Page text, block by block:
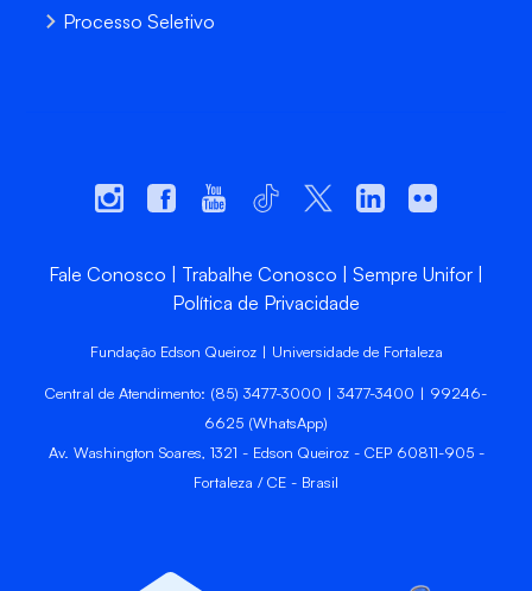
Processo Seletivo
Fale Conosco Trabalhe Conosco
Sempre Unifor
Política de Privacidade
Fundação Edson Queiroz | Universidade de Fortaleza
Central de Atendimento: (85) 3477-3000 | 3477-3400 | 99246-
6625 (WhatsApp)
Av. Washington Soares, 1321 - Edson Queiroz - CEP 60811-905 -
Fortaleza / CE - Brasil